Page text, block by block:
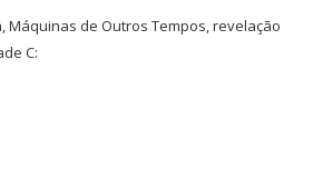
de Outros Tempos, revelação
C: